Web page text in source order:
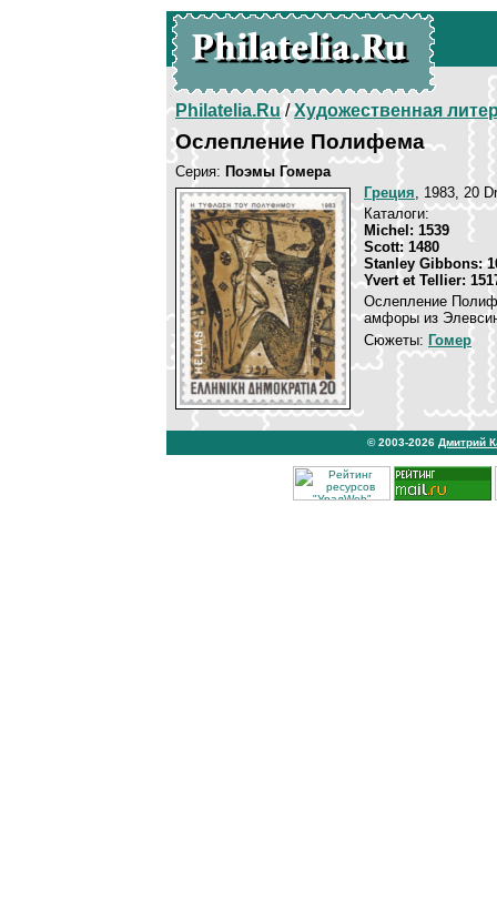
Philatelia.Ru/Художественная
Ослепление Полифема
Серия: Поэмы Гомера
Греция, 1983, 20
Каталоги:
Michel: 1539
Scott: 1480
Stanley Gibbons:
Yvert et Tellier:
Ослепление
амфоры из
Сюжеты: Гомер
© 2003-2026 Дмитрий